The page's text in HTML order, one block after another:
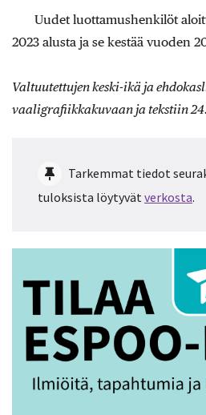
Uudet luottamushenkilöt
2023 alusta ja se kestää vuoden
Valtuutettujen keski-ikä ja
vaaligrafiikkakuvaan ja tekstiin
Tarkemmat tiedot
tuloksista löytyvät verkosta.